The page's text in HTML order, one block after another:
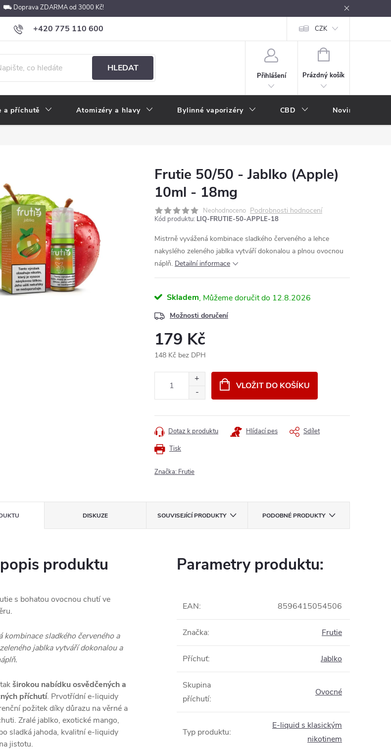
⛟ Doprava ZDARMA od 3000 Kč!
+420 775 110 600
obchod@e-cigarety.cz
osobních údajů Velkoobchod Vše o e-kouření Nákupní rádce
CZK
HLEDAT
Přihlášení
NÁKUPNÍ
Prázdný košík
a příchutě Atomizéry a hlavy Bylinné vaporizéry CBD Novinky
Frutie 50/50 - Jablko (Apple)
10ml - 18mg
Neohodnoceno Podrobnosti hodnocení
Kód produktu: LIQ-FRUTIE-50-APPLE-18
Mistrně vyvážená kombinace sladkého červeného a lehce
nakyslého zeleného jablka vytváří dokonalou a plnou ovocnou
náplň. Detailní informace
Skladem 12.8.2026
Možnosti doručení
179 Kč
148 Kč bez DPH
VLOŽIT DO KOŠÍKU
Tisk
Dotaz k produktu Hlídací pes Sdílet
Značka: Frutie
DISKUZE SOUVISEJÍCÍ PRODUKTY PODOBNÉ PRODUKTY
produktu
s bohatou ovocnou chutí ve
kombinace sladkého červeného a
jablka vytváří dokonalou a
širokou nabídku osvědčených a
příchutí. Prvotřídní e-liquidy
požitek díky důrazu na věrné a
Zralé jablko, exotické mango,
sladká jahoda, kvalitní e-liquidy
jistotu.
Parametry produktu:
EAN: 8596415054506
Značka: Frutie
Příchuť: Jablko
Skupina
příchutí:
Ovocné
Typ produktu:
E-liquid s klasickým
nikotinem